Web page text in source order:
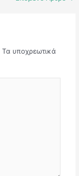
Τα υποχρεωτικά